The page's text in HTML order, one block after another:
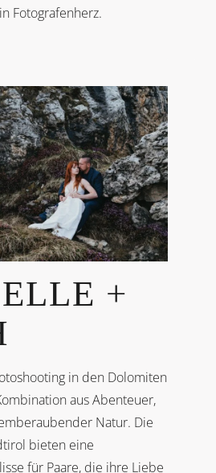
Fotografenherz.
+
in den Dolomiten
aus Abenteuer,
Natur. Die
bieten eine
für Paare, die ihre Liebe